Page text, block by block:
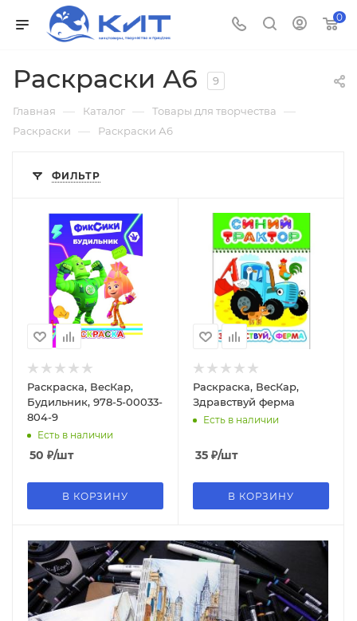
0
Раскраски А6 9
Главная — Каталог — Товары для творчества —
Раскраски — Раскраски А6
ФИЛЬТР
Раскраска, ВесКар,
Будильник, 978-5-00033-
804-9
Есть в наличии
50 ₽/шт
В КОРЗИНУ
Раскраска, ВесКар,
Здравствуй ферма
Есть в наличии
35 ₽/шт
В КОРЗИНУ